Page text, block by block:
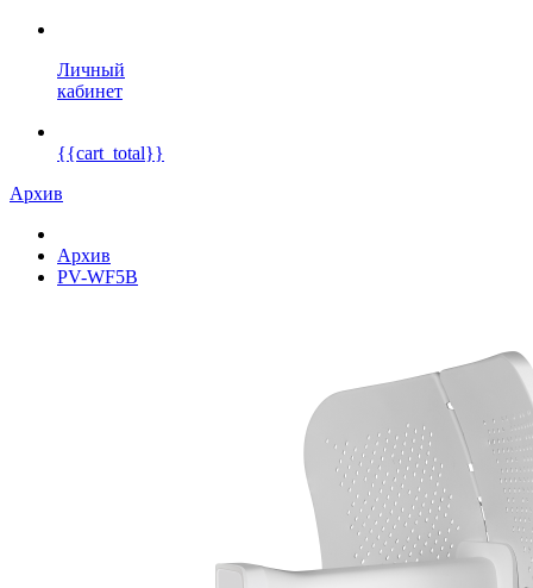
Личный
кабинет
{{cart_total}}
Архив
Архив
PV-WF5B